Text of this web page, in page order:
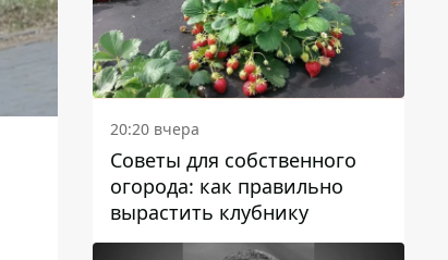
20:20 вчера
Советы для собственного
огорода: как правильно
вырастить клубнику